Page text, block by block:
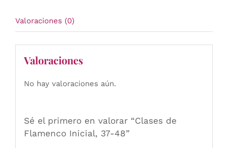
Valoraciones (0)
Valoraciones
No hay valoraciones aún.
Sé el primero en valorar “Clases de
Flamenco Inicial, 37-48”